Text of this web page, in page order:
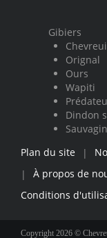
Gibiers
Orignal
Ours
Wapiti
Dindon
Plan du site
|
|
À propos de
Conditions
Copyright 2026 ©